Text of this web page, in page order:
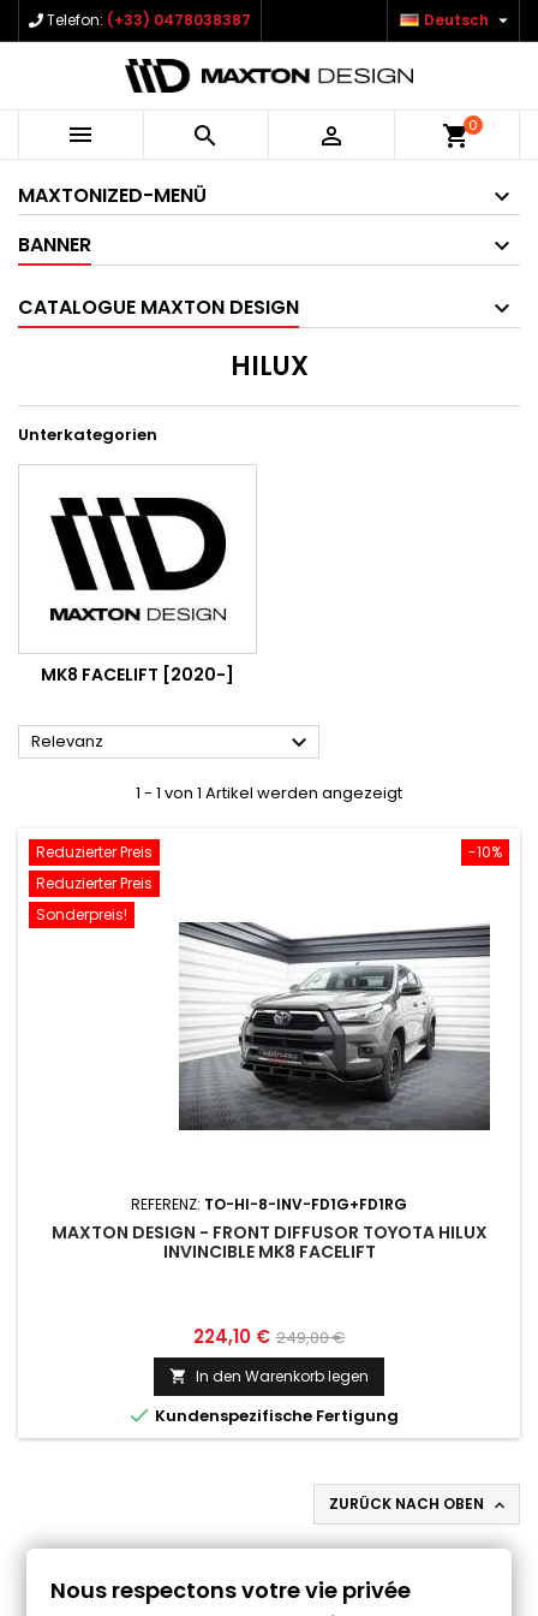
Telefon: (+33) 0478038387 Deutsch 
   shopping_cart0
MAXTONIZED-MENÜ
BANNER
CATALOGUE MAXTON DESIGN
HILUX
Unterkategorien
MK8 FACELIFT [2020-]
Relevanz 
1 - 1 von 1 Artikel werden angezeigt
-10%
Reduzierter Preis
Reduzierter Preis
Sonderpreis!
REFERENZ: TO-HI-8-INV-FD1G+FD1RG
MAXTON DESIGN - FRONT DIFFUSOR TOYOTA HILUX
INVINCIBLE MK8 FACELIFT
Preis
224,10 € Normaler
Preis
249,00 €
 In den Warenkorb legen
 Kundenspezifische Fertigung
ZURÜCK NACH OBEN 
Nous respectons votre vie privée